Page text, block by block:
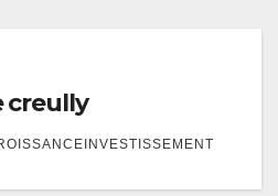
creully